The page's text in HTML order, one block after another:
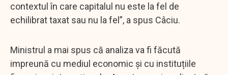
contextul în care capitalul nu este la fel de
echilibrat taxat sau nu la fel”, a spus Câciu.
Ministrul a mai spus că analiza va fi făcută
impreună cu mediul economic și cu instituțiile